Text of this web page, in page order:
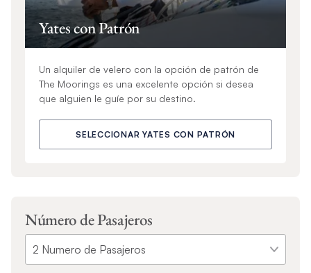
Yates con Patrón
Un alquiler de velero con la opción de patrón de
The Moorings es una excelente opción si desea
que alguien le guíe por su destino.
SELECCIONAR YATES CON PATRÓN
Número de Pasajeros